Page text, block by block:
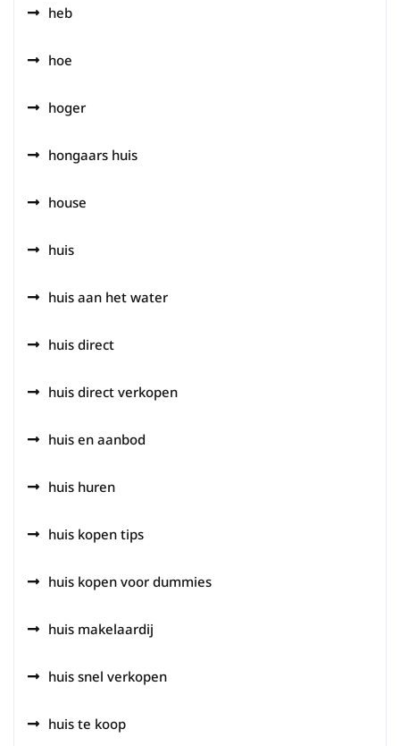
heb
hoe
hoger
hongaars huis
house
huis
huis aan het water
huis direct
huis direct verkopen
huis en aanbod
huis huren
huis kopen tips
huis kopen voor dummies
huis makelaardij
huis snel verkopen
huis te koop